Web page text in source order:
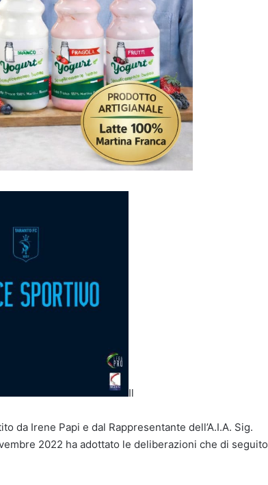
Il
da Irene Papi e dal Rappresentante dell’A.I.A. Sig.
2022 ha adottato le deliberazioni che di seguito